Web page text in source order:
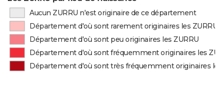
Aucun ZURRU n'est originaire de ce département
Département d'où sont rarement originaires les ZURRU
Département d'où sont peu originaires les ZURRU
Département d'où sont fréquemment originaires les
Département d'où sont très fréquemment originaires